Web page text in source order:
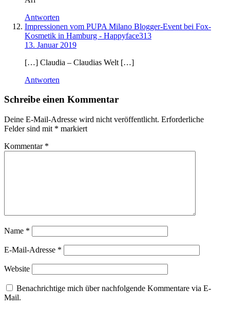
Antworten
Impressionen vom PUPA Milano Blogger-Event bei Fox-
Kosmetik in Hamburg - Happyface313
13. Januar 2019
[…] Claudia – Claudias Welt […]
Antworten
Schreibe einen Kommentar
Deine E-Mail-Adresse wird nicht veröffentlicht. Erforderliche
Felder sind mit * markiert
Kommentar *
Name *
E-Mail-Adresse *
Website
Benachrichtige mich über nachfolgende Kommentare via E-
Mail.